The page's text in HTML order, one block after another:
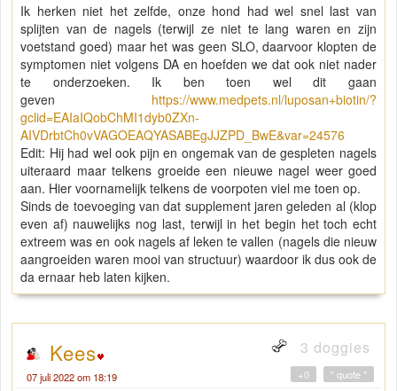
Ik herken niet het zelfde, onze hond had wel snel last van
splijten van de nagels (terwijl ze niet te lang waren en zijn
voetstand goed) maar het was geen SLO, daarvoor klopten de
symptomen niet volgens DA en hoefden we dat ook niet nader
te onderzoeken. Ik ben toen wel dit gaan
geven https://www.medpets.nl/luposan+biotin/?
gclid=EAIaIQobChMI1dyb0ZXn-
AIVDrbtCh0vVAGOEAQYASABEgJJZPD_BwE&var=24576
Edit: Hij had wel ook pijn en ongemak van de gespleten nagels
uiteraard maar telkens groeide een nieuwe nagel weer goed
aan. Hier voornamelijk telkens de voorpoten viel me toen op.
Sinds de toevoeging van dat supplement jaren geleden al (klop
even af) nauwelijks nog last, terwijl in het begin het toch echt
extreem was en ook nagels af leken te vallen (nagels die nieuw
aangroeiden waren mooi van structuur) waardoor ik dus ook de
da ernaar heb laten kijken.
Kees 3 doggies
07 juli 2022 om 18:19 " quote "
+0